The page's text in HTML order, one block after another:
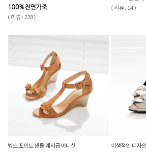
( 리뷰 : 228 )
( 리뷰 : 14 )
벨트 포인트 샌들 웨지굽 에디션 이색적인 디자